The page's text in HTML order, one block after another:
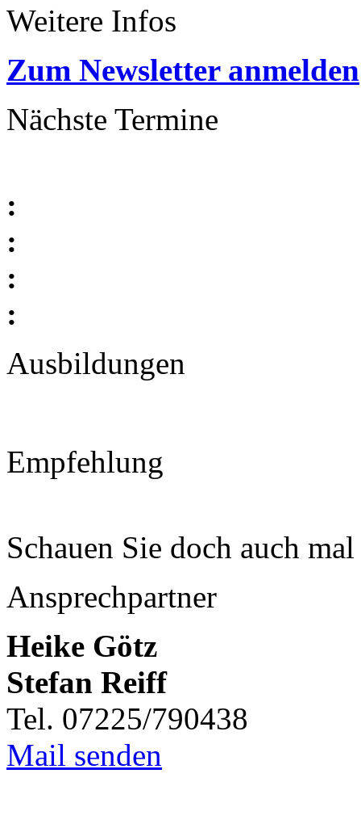
Weitere Infos
Zum Newsletter anmelden
Nächste Termine
:
:
:
:
Ausbildungen
Empfehlung
Schauen Sie doch auch
Ansprechpartner
Heike Götz
Stefan Reiff
Tel. 07225/790438
Mail senden